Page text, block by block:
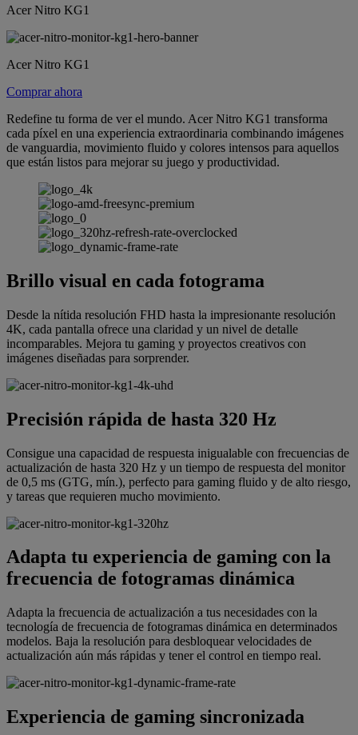
Acer Nitro KG1
Acer Nitro KG1
Comprar ahora
Redefine tu forma de ver el mundo. Acer Nitro KG1 transforma
cada píxel en una experiencia extraordinaria combinando imágenes
de vanguardia, movimiento fluido y colores intensos para aquellos
que están listos para mejorar su juego y productividad.
Brillo visual en cada fotograma
Desde la nítida resolución FHD hasta la impresionante resolución
4K, cada pantalla ofrece una claridad y un nivel de detalle
incomparables. Mejora tu gaming y proyectos creativos con
imágenes diseñadas para sorprender.
Precisión rápida de hasta 320 Hz
Consigue una capacidad de respuesta inigualable con frecuencias de
actualización de hasta 320 Hz y un tiempo de respuesta del monitor
de 0,5 ms (GTG, mín.), perfecto para gaming fluido y de alto riesgo,
y tareas que requieren mucho movimiento.
Adapta tu experiencia de gaming con la
frecuencia de fotogramas dinámica
Adapta la frecuencia de actualización a tus necesidades con la
tecnología de frecuencia de fotogramas dinámica en determinados
modelos. Baja la resolución para desbloquear velocidades de
actualización aún más rápidas y tener el control en tiempo real.
Experiencia de gaming sincronizada